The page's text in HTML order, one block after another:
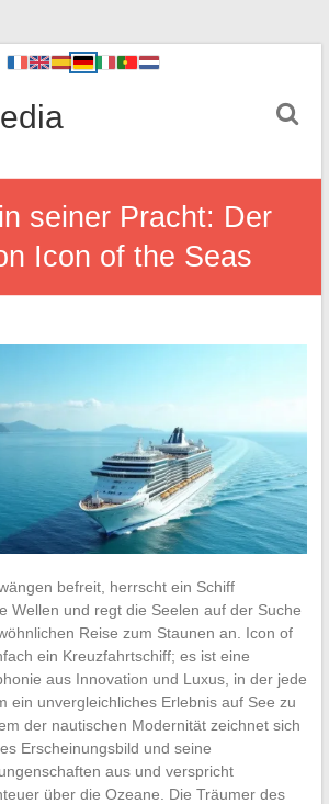
seiner Pracht: Der
Icon of the Seas
befreit, herrscht ein Schiff
Wellen und regt die Seelen auf der Suche
Reise zum Staunen an. Icon of
ein Kreuzfahrtschiff; es ist eine
aus Innovation und Luxus, in der jede
ein unvergleichliches Erlebnis auf See zu
der nautischen Modernität zeichnet sich
Erscheinungsbild und seine
aus und verspricht
über die Ozeane. Die Träumer des